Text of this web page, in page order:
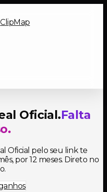
ClipMap
Oficial.Falta
Oficial pelo seu link te
por 12 meses. Direto no